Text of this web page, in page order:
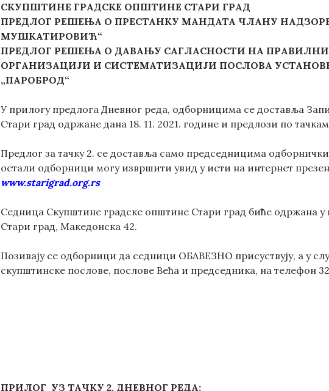
СКУПШТИНЕ ГРАДСКЕ ОПШТИНЕ СТАРИ ГРАД
ПРЕДЛОГ РЕШЕЊА О ПРЕСТАНКУ МАНДАТА ЧЛАНУ
МУШКАТИРОВИЋ“
ПРЕДЛОГ РЕШЕЊА О ДАВАЊУ САГЛАСНОСТИ НА
ОРГАНИЗАЦИЈИ И СИСТЕМАТИЗАЦИЈИ ПОСЛОВА
„ПАРОБРОД“
У прилогу предлога Дневног реда, одборницима се доставља
Стари град одржане дана 18. 11. 2021. године и предлози по
Предлог за тачку 2. се доставља само председницима
остали одборници могу извршити увид у исти на интернет
www.starigrad.org.rs
Седница Скупштине градске општине Стари град биће одржана
Стари град, Македонска 42.
Позивају се одборници да седници ОБАВЕЗНО присуствују, а у
скупштинске послове, послове Већа и председника, на телефон
ПРИЛОГ УЗ ТАЧКУ 2. ДНЕВНОГ РЕДА: